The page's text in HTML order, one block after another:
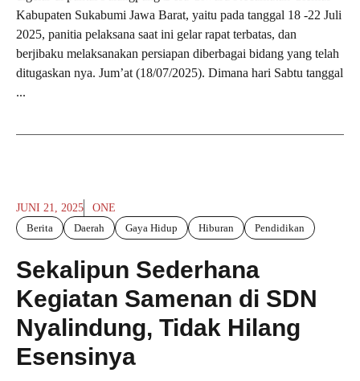
Kabupaten Sukabumi Jawa Barat, yaitu pada tanggal 18 -22 Juli
2025, panitia pelaksana saat ini gelar rapat terbatas, dan
berjibaku melaksanakan persiapan diberbagai bidang yang telah
ditugaskan nya. Jum’at (18/07/2025). Dimana hari Sabtu tanggal
...
JUNI 21, 2025
ONE
Berita
Daerah Gaya Hidup Hiburan Pendidikan
Sekalipun Sederhana
Kegiatan Samenan di SDN
Nyalindung, Tidak Hilang
Esensinya